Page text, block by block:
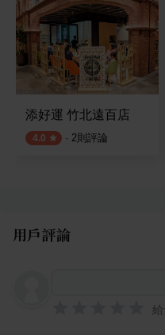
添好運 竹北遠百店
4.0 · 2則評論
用戶評論